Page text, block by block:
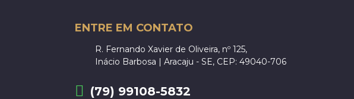
ENTRE EM CONTATO
R. Fernando Xavier de Oliveira, nº 125,
Inácio Barbosa | Aracaju - SE, CEP: 49040-706
(79) 99108-5832